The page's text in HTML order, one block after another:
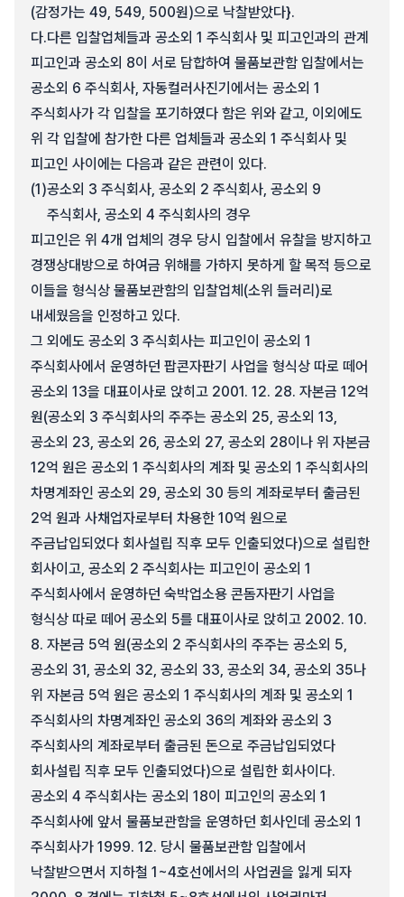
(감정가는 49, 549, 500원)으로 낙찰받았다}.
다.다른 입찰업체들과 공소외 1 주식회사 및 피고인과의 관계
피고인과 공소외 8이 서로 담합하여 물품보관함 입찰에서는
공소외 6 주식회사, 자동컬러사진기에서는 공소외 1
주식회사가 각 입찰을 포기하였다 함은 위와 같고, 이외에도
위 각 입찰에 참가한 다른 업체들과 공소외 1 주식회사 및
피고인 사이에는 다음과 같은 관련이 있다.
(1)공소외 3 주식회사, 공소외 2 주식회사, 공소외 9
주식회사, 공소외 4 주식회사의 경우
피고인은 위 4개 업체의 경우 당시 입찰에서 유찰을 방지하고
경쟁상대방으로 하여금 위해를 가하지 못하게 할 목적 등으로
이들을 형식상 물품보관함의 입찰업체(소위 들러리)로
내세웠음을 인정하고 있다.
그 외에도 공소외 3 주식회사는 피고인이 공소외 1
주식회사에서 운영하던 팝콘자판기 사업을 형식상 따로 떼어
공소외 13을 대표이사로 앉히고 2001. 12. 28. 자본금 12억
원(공소외 3 주식회사의 주주는 공소외 25, 공소외 13,
공소외 23, 공소외 26, 공소외 27, 공소외 28이나 위 자본금
12억 원은 공소외 1 주식회사의 계좌 및 공소외 1 주식회사의
차명계좌인 공소외 29, 공소외 30 등의 계좌로부터 출금된
2억 원과 사채업자로부터 차용한 10억 원으로
주금납입되었다 회사설립 직후 모두 인출되었다)으로 설립한
회사이고, 공소외 2 주식회사는 피고인이 공소외 1
주식회사에서 운영하던 숙박업소용 콘돔자판기 사업을
형식상 따로 떼어 공소외 5를 대표이사로 앉히고 2002. 10.
8. 자본금 5억 원(공소외 2 주식회사의 주주는 공소외 5,
공소외 31, 공소외 32, 공소외 33, 공소외 34, 공소외 35나
위 자본금 5억 원은 공소외 1 주식회사의 계좌 및 공소외 1
주식회사의 차명계좌인 공소외 36의 계좌와 공소외 3
주식회사의 계좌로부터 출금된 돈으로 주금납입되었다
회사설립 직후 모두 인출되었다)으로 설립한 회사이다.
공소외 4 주식회사는 공소외 18이 피고인의 공소외 1
주식회사에 앞서 물품보관함을 운영하던 회사인데 공소외 1
주식회사가 1999. 12. 당시 물품보관함 입찰에서
낙찰받으면서 지하철 1~4호선에서의 사업권을 잃게 되자